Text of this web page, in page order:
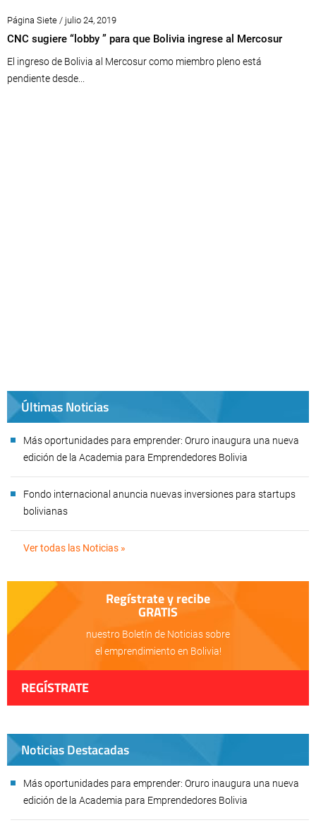
Página Siete / julio 24, 2019
CNC sugiere “lobby ” para que Bolivia ingrese al Mercosur
El ingreso de Bolivia al Mercosur como miembro pleno está
pendiente desde...
Últimas Noticias
Más oportunidades para emprender: Oruro inaugura una nueva
edición de la Academia para Emprendedores Bolivia
Fondo internacional anuncia nuevas inversiones para startups
bolivianas
Ver todas las Noticias »
Regístrate y recibe
GRATIS
nuestro Boletín de Noticias sobre
el emprendimiento en Bolivia!
REGÍSTRATE
Noticias Destacadas
Más oportunidades para emprender: Oruro inaugura una nueva
edición de la Academia para Emprendedores Bolivia